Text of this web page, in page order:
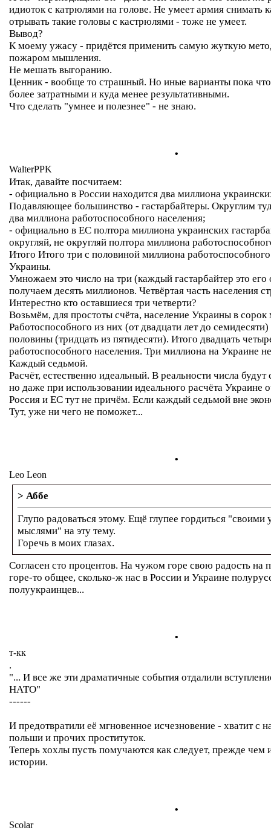
идиоток с катрюлями на голове. Не умеет армия снимать
отрывать такие головы с кастрюлями - тоже не умеет.
Вывод?
К моему ужасу - придётся применить самую жуткую
пожаром мышления.
Не мешать выгоранию.
Ценник - вообще то страшный. Но иные варианты пока
более затратными и куда менее результативными.
Что сделать "умнее и полезнее" - не знаю.
.
WalterPPK
Итак, давайте посчитаем:
- официально в России находится два миллиона
Подавляющее большинство - гастарбайтеры. Округлим
два миллиона работоспособного населения;
- официально в ЕС полтора миллиона украинских
округляй, не округляй полтора миллиона
Итого Итого три с половиной миллиона
Украины.
Умножаем это число на три (каждый гастарбайтер это его
получаем десять миллионов. Четвёртая часть населения
Интерестно кто оставшиеся три четверти?
Возьмём, для простоты счёта, население Украины в сорок
Работоспособного из них (от двадцати лет до
половины (тридцать из пятидесяти). Итого двадцать
работоспособного населения. Три миллиона на Украине
Каждый седьмой.
Расчёт, естественно идеальный. В реальности числа будут
но даже при использовании идеального расчёта Украине
Россия и ЕС тут не причём. Если каждый седьмой вне
Тут, уже ни чего не поможет...
.
Leo Leon
> Аббе
Глупо радоваться этому. Ещё глупее гордиться
мыслями" на эту тему.
Горечь в моих глазах.
Согласен сто процентов. На чужом горе свою радость на
горе-то общее, сколько-ж нас в России и Украине
полуукраинцев...
.
т-кк
.
"... И все же эти драматичные события отдалили
НАТО"
------
И предотвратили её мгновенное исчезновение - хватит с
польши и прочих проституток.
Теперь хохлы пусть помучаются как следует, прежде чем
истории.
.
Scolar